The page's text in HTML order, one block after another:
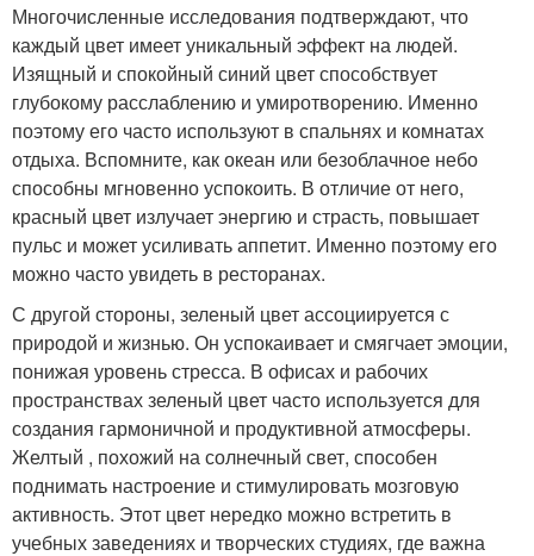
Многочисленные исследования подтверждают, что
каждый цвет имеет уникальный эффект на людей.
Изящный и спокойный синий цвет способствует
глубокому расслаблению и умиротворению. Именно
поэтому его часто используют в спальнях и комнатах
отдыха. Вспомните, как океан или безоблачное небо
способны мгновенно успокоить. В отличие от него,
красный цвет излучает энергию и страсть, повышает
пульс и может усиливать аппетит. Именно поэтому его
можно часто увидеть в ресторанах.
С другой стороны, зеленый цвет ассоциируется с
природой и жизнью. Он успокаивает и смягчает эмоции,
понижая уровень стресса. В офисах и рабочих
пространствах зеленый цвет часто используется для
создания гармоничной и продуктивной атмосферы.
Желтый , похожий на солнечный свет, способен
поднимать настроение и стимулировать мозговую
активность. Этот цвет нередко можно встретить в
учебных заведениях и творческих студиях, где важна